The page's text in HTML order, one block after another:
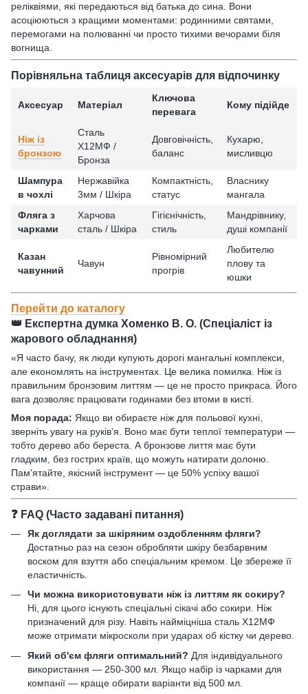
реліквіями, які передаються від батька до сина. Вони
асоціюються з кращими моментами: родинними святами,
перемогами на полюванні чи просто тихими вечорами біля
вогнища.
Порівняльна таблиця аксесуарів для відпочинку
Аксесуар Матеріал
Ключова
перевага
Кому підійде
Ніж із
бронзою
Сталь
Х12МФ /
Бронза
Довговічність,
баланс
Кухарю,
мисливцю
Шампура
в чохлі
Нержавійка
3мм / Шкіра
Компактність,
статус
Власнику
мангала
Фляга з
чарками
Харчова
сталь / Шкіра
Гігієнічність,
стиль
Мандрівнику,
душі компанії
Казан
чавунний
Чавун
Рівномірний
прогрів
Любителю
плову та
юшки
Перейти до каталогу
👑 Експертна думка Хоменко В. О. (Спеціаліст із
жарового обладнання)
«Я часто бачу, як люди купують дорогі мангальні комплекси,
але економлять на інструментах. Це велика помилка. Ніж із
правильним бронзовим литтям — це не просто прикраса. Його
вага дозволяє працювати годинами без втоми в кисті.
Моя порада: Якщо ви обираєте ніж для польової кухні,
зверніть увагу на руків'я. Воно має бути теплої температури —
тобто дерево або береста. А бронзове лиття має бути
гладким, без гострих країв, що можуть натирати долоню.
Пам'ятайте, якісний інструмент — це 50% успіху вашої
страви».
❓ FAQ (Часто задавані питання)
Як доглядати за шкіряним оздобленням фляги?
Достатньо раз на сезон обробляти шкіру безбарвним
воском для взуття або спеціальним кремом. Це збереже її
еластичність.
Чи можна використовувати ніж із литтям як сокиру?
Ні, для цього існують спеціальні сікачі або сокири. Ніж
призначений для різу. Навіть найміцніша сталь Х12МФ
може отримати мікросколи при ударах об кістку чи дерево.
Який об'єм фляги оптимальний? Для індивідуального
використання — 250-300 мл. Якщо набір із чарками для
компанії — краще обирати варіанти від 500 мл.